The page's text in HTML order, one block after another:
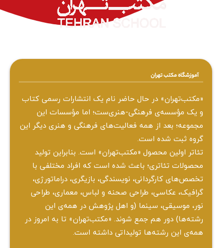
آموزشگاه مکتب تهران
«مکتب‌تهران» در حال حاضر نام یک انتشارات رسمی کتاب
و یک مؤسسه‌ی فرهنگی-هنری‌ست؛ اما مؤسسات این
مجموعه؛ بعد از همه‌ فعالیت‌های فرهنگی و هنری دیگر این
گروه ثبت شده است.
تئاتر اولین محصول «مکتب‌تهران» است. بنابراین تولید
محصولات تئاتری؛ باعث شده است که افراد مختلفی با
تخصص‌های کارگردانی، نویسندگی، بازیگری، دراماتورژی،
گرافیک، عکاسی، طراحی ‌صحنه و لباس، معماری، طراحی
نور، موسیقی، سینما (و اهل پژوهش در همه‌ی این
رشته‌ها) دور هم جمع شوند. «مکتب‌تهران» تا به امروز در
همه‌ی این رشته‌ها تولیداتی داشته است.